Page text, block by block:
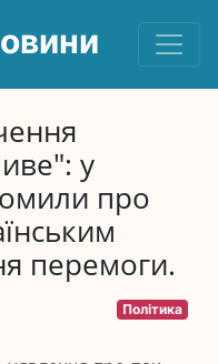
у
про
перемоги.
Політика